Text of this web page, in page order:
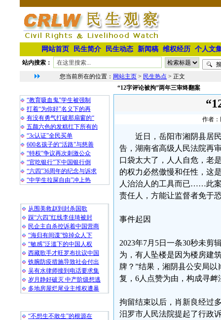
网站首页 民生简介 民生动态 新闻稿 维权经历 个人文
站内搜索：
您当前所在的位置： 网站主页 > 民生热点 > 正文
“教育吸血鬼”学生被强制
打着“为你好”名义下的再
有没有勇气打破那扇窗的“
五颜六色的发糕扛下所有的
“3c认证”全民买单
600名孩子的“活路”与慈善
“特权”争议再次刺激公众
“官吃银行”下中国银行倒
“六四”36周年的纪念与诉求
“中学生拉屎自由”冲上热
从围美救赵到封杀国歌
踩“六四”红线李佳琦被封
民企主自杀控诉着中国营商
“海归有间谍”惊掉众人下
“敏感”泛滥下的中国人权
西藏歌手才旺罗布抗议中国
铁腕防疫措施导致社会付出
吴有水律师接到电话要求集
岁月静好破灭 中产阶级想逃
多地房屋烂尾业主维权遭暴
“不想生不敢生”的根源在
“12字评论被拘”两年三审终翻案
作者：
近日，岳阳市湘阴县居
告，湖南省高级人民法院再
口袋太大了，人人自危，老
的权力必然傲慢和任性，这
人治治人的工具而已……此
责任人，方能让监督者免于
事件起因
2023年7月5日一条30秒未剪
为，有人坠楼是因为楼房建
牌？”结果，湘阴县公安局以
复，6人点赞为由，构成寻
拘留结束以后，肖新良经过
汨罗市人民法院提起了行政